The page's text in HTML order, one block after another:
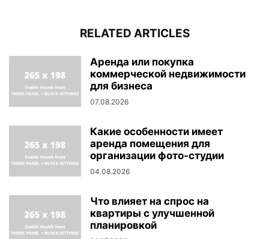
RELATED ARTICLES
Аренда или покупка
коммерческой недвижимости
для бизнеса
07.08.2026
Какие особенности имеет
аренда помещения для
организации фото-студии
04.08.2026
Что влияет на спрос на
квартиры с улучшенной
планировкой